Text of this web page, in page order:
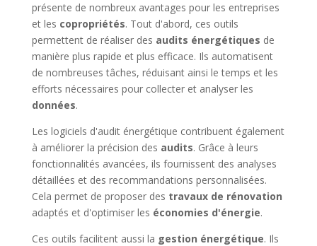
présente de nombreux avantages pour les entreprises
et les copropriétés. Tout d'abord, ces outils
permettent de réaliser des audits énergétiques de
manière plus rapide et plus efficace. Ils automatisent
de nombreuses tâches, réduisant ainsi le temps et les
efforts nécessaires pour collecter et analyser les
données.
Les logiciels d'audit énergétique contribuent également
à améliorer la précision des audits. Grâce à leurs
fonctionnalités avancées, ils fournissent des analyses
détaillées et des recommandations personnalisées.
Cela permet de proposer des travaux de rénovation
adaptés et d'optimiser les économies d'énergie.
Ces outils facilitent aussi la gestion énergétique. Ils